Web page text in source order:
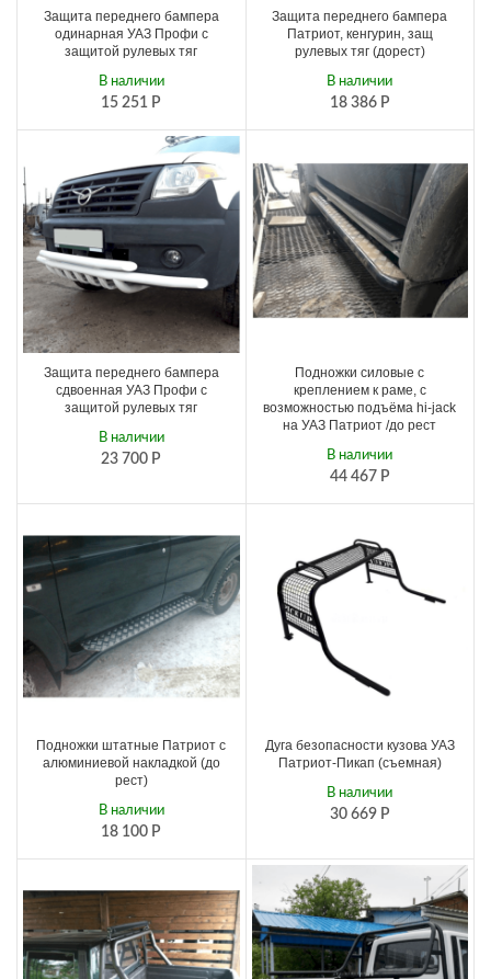
Защита переднего бампера
одинарная УАЗ Профи с
защитой рулевых тяг
15 251 Р
В наличии
Защита переднего бампера
Патриот, кенгурин, защ
рулевых тяг (дорест)
18 386 Р
В наличии
Защита переднего бампера
сдвоенная УАЗ Профи с
защитой рулевых тяг
23 700 Р
В наличии
Подножки силовые с
креплением к раме, с
возможностью подъёма hi-jack
на УАЗ Патриот /до рест
44 467 Р
В наличии
Подножки штатные Патриот с
алюминиевой накладкой (до
рест)
18 100 Р
В наличии
Дуга безопасности кузова УАЗ
Патриот-Пикап (съемная)
30 669 Р
В наличии